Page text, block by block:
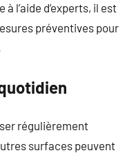
l’aide d’experts, il est
préventives pour
régulièrement
surfaces peuvent